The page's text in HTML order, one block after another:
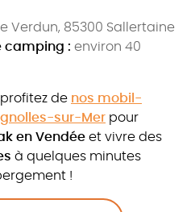
Verdun, 85300 Sallertaine
camping : environ 40
de nos mobil-
sur-Mer pour
en Vendée et vivre des
à quelques minutes
!